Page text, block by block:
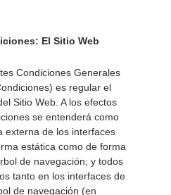
El Sitio Web
Condiciones Generales
es regular el
Sitio Web. A los efectos
se entenderá como
externa de los interfaces
estática como de forma
de navegación; y todos
tanto en los interfaces de
de navegación (en